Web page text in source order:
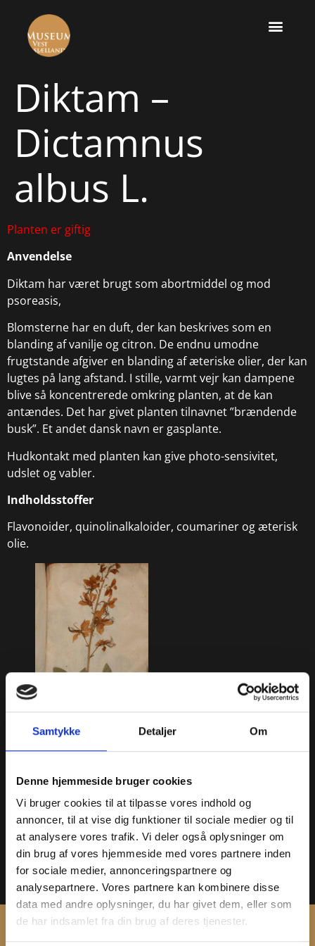
Samtykke Detaljer Om
Denne hjemmeside bruger cookies
Vi bruger cookies til at tilpasse vores indhold og
annoncer, til at vise dig funktioner til sociale medier og til
at analysere vores trafik. Vi deler også oplysninger om
din brug af vores hjemmeside med vores partnere inden
for sociale medier, annonceringspartnere og
analysepartnere. Vores partnere kan kombinere disse
data med andre oplysninger, du har givet dem, eller som
de har indsamlet fra din brug af deres tjenester.
Diktam –
Dictamnus
albus L.
Planten er giftig
Anvendelse
Diktam har været brugt som abortmiddel og mod
psoreasis,
Blomsterne har en duft, der kan beskrives som en
blanding af vanilje og citron. De endnu umodne
frugtstande afgiver en blanding af æteriske olier, der kan
lugtes på lang afstand. I stille, varmt vejr kan dampene
blive så koncentrerede omkring planten, at de kan
antændes. Det har givet planten tilnavnet ”brændende
busk”. Et andet dansk navn er gasplante.
Hudkontakt med planten kan give photo-sensivitet,
udslet og vabler.
Indholdsstoffer
Flavonoider, quinolinalkaloider, coumariner og æterisk
olie.
Diktam
Dictamnus albus L.
Foto af side i Joachim
Bursers herbarium.
« Apotekerhaven
« Planteoversigt